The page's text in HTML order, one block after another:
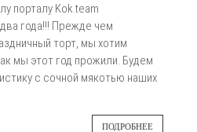
порталу Kok.team
года!!! Прежде чем
торт, мы хотим
мы этот год прожили. Будем
с сочной мякотью наших
ПОДРОБНЕЕ